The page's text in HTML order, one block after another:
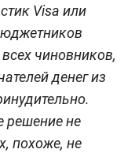
Visa или
чиновников,
денег из
решение не
похоже, не